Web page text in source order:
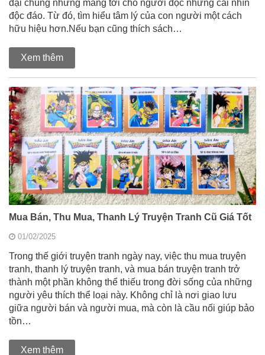
đại chúng nhưng mang tới cho người đọc những cái nhìn
độc đáo. Từ đó, tìm hiểu tâm lý của con người một cách
hữu hiệu hơn.Nếu bạn cũng thích sách…
Xem thêm
Mua Bán, Thu Mua, Thanh Lý Truyện Tranh Cũ Giá Tốt
01/02/2025
Trong thế giới truyện tranh ngày nay, việc thu mua truyện
tranh, thanh lý truyện tranh, và mua bán truyện tranh trở
thành một phần không thể thiếu trong đời sống của những
người yêu thích thể loại này. Không chỉ là nơi giao lưu
giữa người bán và người mua, mà còn là cầu nối giúp bảo
tồn…
Xem thêm